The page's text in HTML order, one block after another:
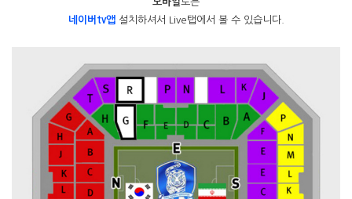
모바일로는
네이버tv앱 설치하셔서 Live탭에서 볼 수 있습니다.